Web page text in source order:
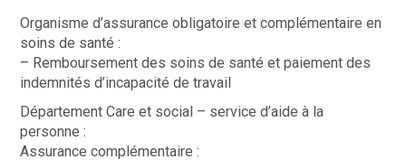
Organisme d’assurance obligatoire et complémentaire en
soins de santé :
– Remboursement des soins de santé et paiement des
indemnités d’incapacité de travail
Département Care et social – service d’aide à la
personne :
Assurance complémentaire :